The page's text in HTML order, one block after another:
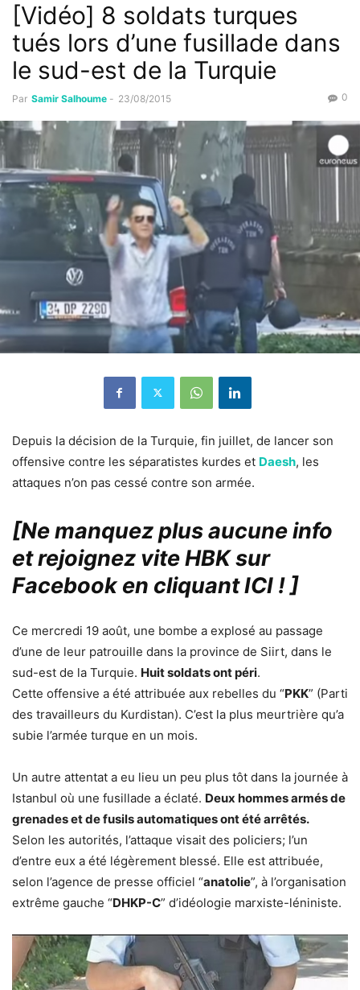
[Vidéo] 8 soldats turques
tués lors d’une fusillade dans
le sud-est de la Turquie
Par Samir Salhoume - 23/08/2015 0
Depuis la décision de la Turquie, fin juillet, de lancer son
offensive contre les séparatistes kurdes et Daesh, les
attaques n’on pas cessé contre son armée.
[Ne manquez plus aucune info
et rejoignez vite HBK sur
Facebook en cliquant ICI !]
Ce mercredi 19 août, une bombe a explosé au passage
d’une de leur patrouille dans la province de Siirt, dans le
sud-est de la Turquie. Huit soldats ont péri.
Cette offensive a été attribuée aux rebelles du “PKK” (Parti
des travailleurs du Kurdistan). C’est la plus meurtrière qu’a
subie l’armée turque en un mois.
Un autre attentat a eu lieu un peu plus tôt dans la journée à
Istanbul où une fusillade a éclaté. Deux hommes armés de
grenades et de fusils automatiques ont été arrêtés.
Selon les autorités, l’attaque visait des policiers; l’un
d’entre eux a été légèrement blessé. Elle est attribuée,
selon l’agence de presse officiel “anatolie”, à l’organisation
extrême gauche “DHKP-C” d’idéologie marxiste-léniniste.